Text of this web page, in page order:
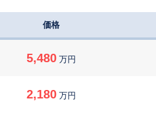
万円
2026 5 -
2026
価格
5,480 万円
2,180 万円